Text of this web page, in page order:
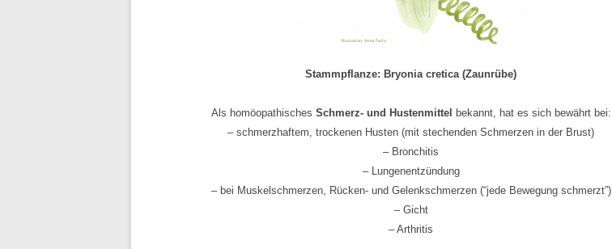
Stammpflanze: Bryonia cretica (Zaunrübe)
Als homöopathisches Schmerz- und Hustenmittel
bekannt, hat es sich bewährt bei:
– schmerzhaftem, trockenen Husten (mit stechenden Schmerzen in der Brust)
– Bronchitis
– Lungenentzündung
– bei Muskelschmerzen, Rücken- und Gelenkschmerzen (“jede Bewegung schmerzt”)
– Gicht
– Arthritis